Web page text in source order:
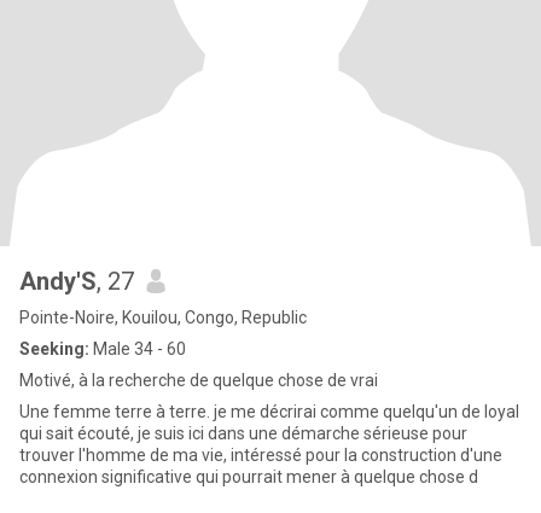
Andy'S, 27
Pointe-Noire, Kouilou, Congo, Republic
Seeking: Male 34 - 60
Motivé, à la recherche de quelque chose de vrai
Une femme terre à terre. je me décrirai comme quelqu'un de loyal
qui sait écouté, je suis ici dans une démarche sérieuse pour
trouver l'homme de ma vie, intéressé pour la construction d'une
connexion significative qui pourrait mener à quelque chose d